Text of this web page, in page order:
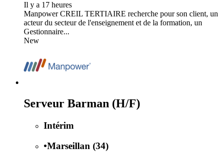
Il y a 17 heures
Manpower CREIL TERTIAIRE recherche pour son client, un
acteur du secteur de l'enseignement et de la formation, un
Gestionnaire...
New
Serveur Barman (H/F)
Intérim
•Marseillan (34)